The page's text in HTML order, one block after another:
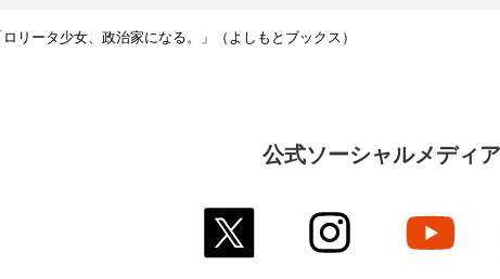
リータ少女、政治家になる。」（よしもとブックス）
公式ソーシャルメディア
instagram